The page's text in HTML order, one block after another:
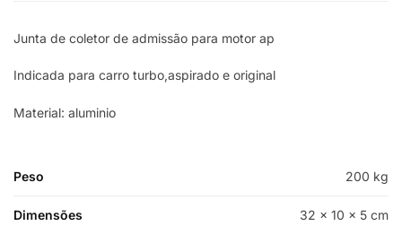
Junta de coletor de admissão para motor ap
Indicada para carro turbo,aspirado e original
Material: aluminio
Peso 200 kg
Dimensões 32 × 10 × 5 cm